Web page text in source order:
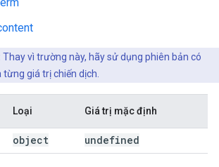
Thay vì trường này, hãy sử dụng phiên bản có
từng giá trị chiến dịch.
Loại Giá trị mặc định
object undefined